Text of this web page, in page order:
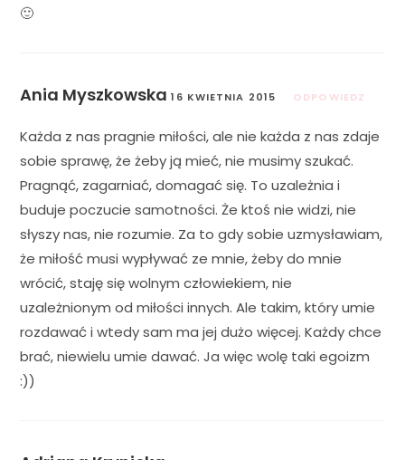
🙂
Ania Myszkowska 16 KWIETNIA 2015 ODPOWIEDZ
Każda z nas pragnie miłości, ale nie każda z nas zdaje
sobie sprawę, że żeby ją mieć, nie musimy szukać.
Pragnąć, zagarniać, domagać się. To uzależnia i
buduje poczucie samotności. Że ktoś nie widzi, nie
słyszy nas, nie rozumie. Za to gdy sobie uzmysławiam,
że miłość musi wypływać ze mnie, żeby do mnie
wrócić, staję się wolnym człowiekiem, nie
uzależnionym od miłości innych. Ale takim, który umie
rozdawać i wtedy sam ma jej dużo więcej. Każdy chce
brać, niewielu umie dawać. Ja więc wolę taki egoizm
:))